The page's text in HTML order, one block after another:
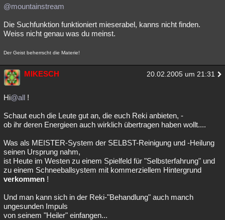
@mountainstream
Die Suchfunktion funktioniert mieserabel, kanns nicht finden.
Weiss nicht genau was du meinst.
Der Geist beherrscht die Materie!
MIKESCH 20.02.2005 um 21:31
Hi@all !
Schaut euch die Leute gut an, die euch Reki anbieten, -
ob ihr deren Energieen auch wirklich übertragen haben wollt....
Was als MEISTER-System der SELBST-Reinigung und -Heilung
seinen Ursprung nahm,
ist Heute im Westen zu einem Spielfeld für "Selbsterfahrung" und
zu einem Schneeballsystem mit kommerziellem Hintergrund
verkommen !
Und man kann sich in der Reki-"Behandlung" auch manch
ungesunden Impuls
von seinem "Heiler" einfangen...